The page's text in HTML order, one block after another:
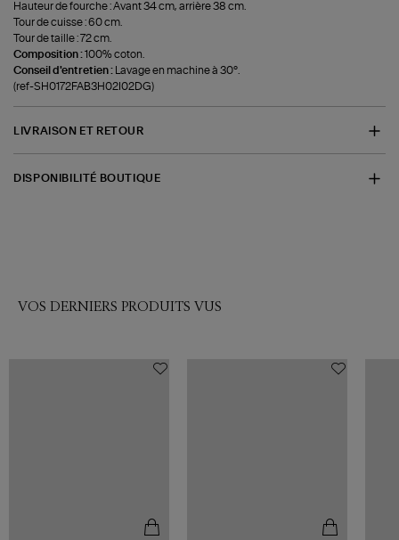
Hauteur de fourche : Avant 34 cm, arrière 38 cm.
Tour de cuisse : 60 cm.
Tour de taille : 72 cm.
Composition :100% coton.
Conseil d'entretien :
Lavage en machine à 30°.
(ref-SH0172FAB3H02I02DG)
LIVRAISON ET RETOUR
DISPONIBILITÉ BOUTIQUE
VOS DERNIERS PRODUITS VUS